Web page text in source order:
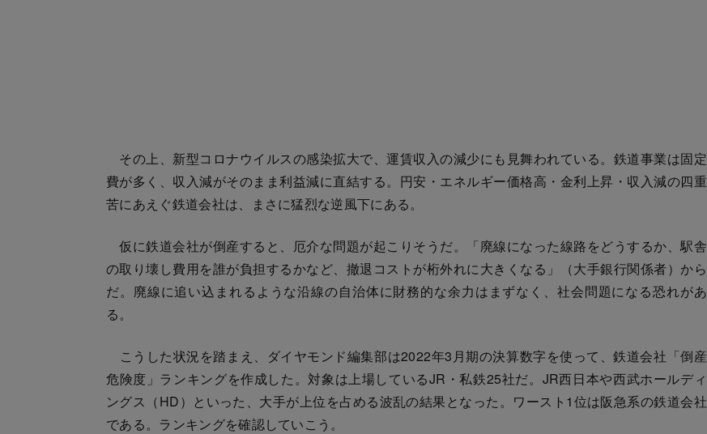
その上、新型コロナウイルスの感染拡大で、運賃収入の減少にも見舞われている。鉄道事業は固定
費が多く、収入減がそのまま利益減に直結する。円安・エネルギー価格高・金利上昇・収入減の四重
苦にあえぐ鉄道会社は、まさに猛烈な逆風下にある。
仮に鉄道会社が倒産すると、厄介な問題が起こりそうだ。「廃線になった線路をどうするか、駅舎
の取り壊し費用を誰が負担するかなど、撤退コストが桁外れに大きくなる」（大手銀行関係者）から
だ。廃線に追い込まれるような沿線の自治体に財務的な余力はまずなく、社会問題になる恐れがあ
る。
こうした状況を踏まえ、ダイヤモンド編集部は2022年3月期の決算数字を使って、鉄道会社「倒産
危険度」ランキングを作成した。対象は上場しているJR・私鉄25社だ。JR西日本や西武ホールディ
ングス（HD）といった、大手が上位を占める波乱の結果となった。ワースト1位は阪急系の鉄道会社
である。ランキングを確認していこう。